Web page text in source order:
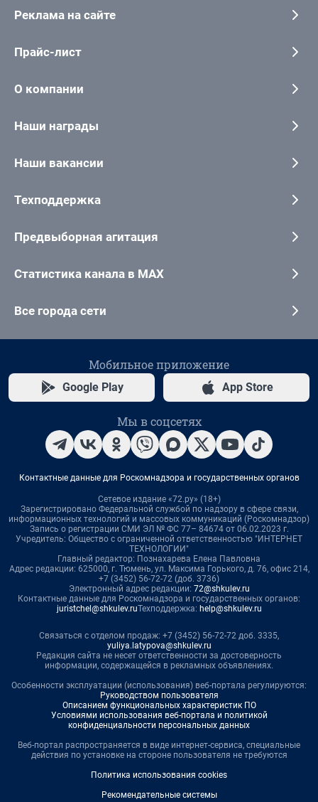
Реклама на сайте
Прайс-лист
О компании
Наши награды
Наши вакансии
Техподдержка
Предвыборная агитация
Статистика канала в MAX
Все города сети
Мобильное приложение
Google Play App Store
Мы в соцсетях
Контактные данные для Роскомнадзора и государственных органов
Сетевое издание «72.ру» (18+)
Зарегистрировано Федеральной службой по надзору в сфере связи,
информационных технологий и массовых коммуникаций (Роскомнадзор)
Запись о регистрации СМИ ЭЛ № ФС 77– 84674 от 06.02.2023 г.
Учредитель: Общество с ограниченной ответственностью "ИНТЕРНЕТ
ТЕХНОЛОГИИ"
Главный редактор: Познахарева Елена Павловна
Адрес редакции: 625000, г. Тюмень, ул. Максима Горького, д. 76, офис 214,
+7 (3452) 56-72-72 (доб. 3736)
Электронный адрес редакции: 72@shkulev.ru
Контактные данные для Роскомнадзора и государственных органов:
juristchel@shkulev.ruТехподдержка: help@shkulev.ru
Связаться с отделом продаж: +7 (3452) 56-72-72 доб. 3335,
yuliya.latypova@shkulev.ru
Редакция сайта не несет ответственности за достоверность
информации, содержащейся в рекламных объявлениях.
Особенности эксплуатации (использования) веб-портала регулируются:
Руководством пользователя
Описанием функциональных характеристик ПО
Условиями использования веб-портала и политикой
конфиденциальности персональных данных
Веб-портал распространяется в виде интернет-сервиса, специальные
действия по установке на стороне пользователя не требуются
Политика использования cookies
Рекомендательные системы